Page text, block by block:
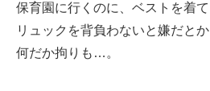
保育園に行くのに、ベストを着て
リュックを背負わないと嫌だとか
何だか拘りも…。